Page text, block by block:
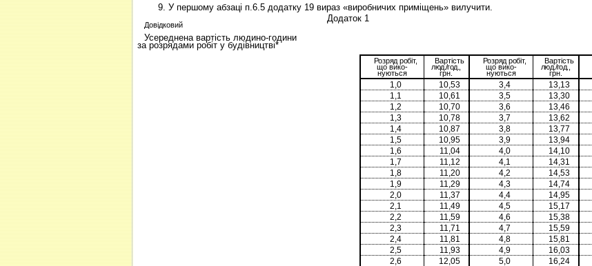
9. У першому абзаці п.6.5 додатку 19 вираз «виробничих приміщень» вилучити.
Додаток 1
Довідковий
Усереднена вартість людино-години
за розрядами робіт у будівництві*
Розряд робіт,
що вико-
нуються
Вартість
люд./год.,
грн.
Розряд робіт,
що вико-
нуються
Вартість
люд./год.,
грн.
1,0 10,53 3,4 13,13
1,1
10,61 3,5 13,30
1,2
10,70 3,6 13,46
1,3
10,78 3,7 13,62
1,4
10,87 3,8 13,77
1,5
10,95 3,9 13,94
1,6
11,04 4,0 14,10
1,7
11,12 4,1 14,31
1,8
11,20 4,2 14,53
1,9
11,29 4,3 14,74
2,0
11,37 4,4 14,95
2,1
11,49 4,5 15,17
2,2
11,59 4,6 15,38
2,3
11,71 4,7 15,59
2,4
11,81 4,8 15,81
2,5
11,93 4,9 16,03
2,6
12,05 5,0 16,24